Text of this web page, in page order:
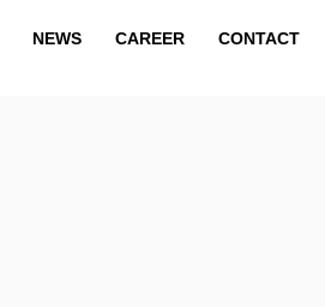
NEWS CAREER CONTACT
NEWS CAREER CONTACT